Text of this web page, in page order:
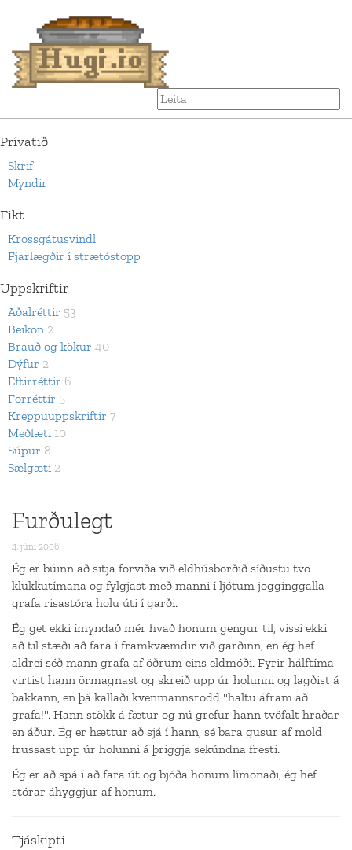
Prívatið
Skrif
Myndir
Fikt
Krossgátusvindl
Fjarlægðir í strætóstopp
Uppskriftir
Aðalréttir 53
Beikon 2
Brauð og kökur 40
Dýfur 2
Eftirréttir 6
Forréttir 5
Kreppuuppskriftir 7
Meðlæti 10
Súpur 8
Sælgæti 2
Furðulegt
4. júní 2006
Ég er búinn að sitja forviða við eldhúsborðið síðustu tvo
klukkutímana og fylgjast með manni í ljótum jogginggalla
grafa risastóra holu úti í garði.
Ég get ekki ímyndað mér hvað honum gengur til, vissi ekki
að til stæði að fara í framkvæmdir við garðinn, en ég hef
aldrei séð mann grafa af öðrum eins eldmóði. Fyrir hálftíma
virtist hann örmagnast og skreið upp úr holunni og lagðist á
bakkann, en þá kallaði kvenmannsrödd "haltu áfram að
grafa!". Hann stökk á fætur og nú grefur hann tvöfalt hraðar
en áður. Ég er hættur að sjá í hann, sé bara gusur af mold
frussast upp úr holunni á þriggja sekúndna fresti.
Ég er að spá í að fara út og bjóða honum límonaði, ég hef
stórar áhyggjur af honum.
Tjáskipti